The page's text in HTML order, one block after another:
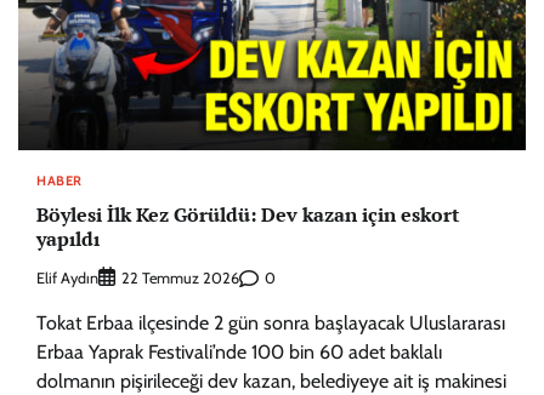
HABER
Böylesi İlk Kez Görüldü: Dev kazan için eskort
yapıldı
Elif Aydın 22 Temmuz 2026 0
Tokat Erbaa ilçesinde 2 gün sonra başlayacak Uluslararası
Erbaa Yaprak Festivali’nde 100 bin 60 adet baklalı
dolmanın pişirileceği dev kazan, belediyeye ait iş makinesi